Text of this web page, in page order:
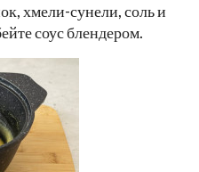
хмели-сунели, соль и
соус блендером.